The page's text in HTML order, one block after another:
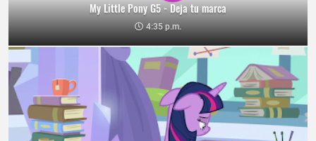
My Little Pony G5 - Deja tu marca
4:35 p.m.